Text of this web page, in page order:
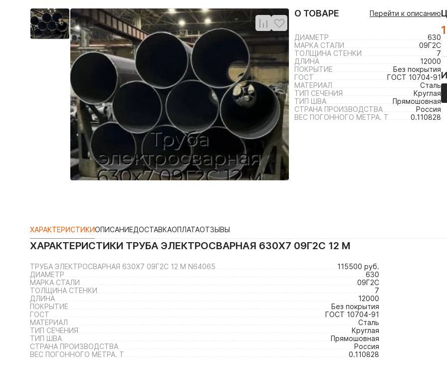
О ТОВАРЕ Перейти к описанию
ДИАМЕТР
630
МАРКА СТАЛИ
09Г2С
ТОЛЩИНА СТЕНКИ
7
ДЛИНА
12000
ПОКРЫТИЕ
Без покрытия
ГОСТ
ГОСТ 10704-91
МАТЕРИАЛ
Сталь
ТИП СЕЧЕНИЯ
Круглая
ТИП ШВА
Прямошовная
СТРАНА ПРОИЗВОДСТВА
Россия
ВЕС ПОГОННОГО МЕТРА. Т
0.110828
ХАРАКТЕРИСТИКИОПИСАНИЕДОСТАВКАОПЛАТАОТЗЫВЫ
ХАРАКТЕРИСТИКИ ТРУБА ЭЛЕКТРОСВАРНАЯ 630Х7 09Г2С 12 М
ТРУБА ЭЛЕКТРОСВАРНАЯ 630Х7 09Г2С 12 М N64065
115500 руб.
ДИАМЕТР
630
МАРКА СТАЛИ
09Г2С
ТОЛЩИНА СТЕНКИ
7
ДЛИНА
12000
ПОКРЫТИЕ
Без покрытия
ГОСТ
ГОСТ 10704-91
МАТЕРИАЛ
Сталь
ТИП СЕЧЕНИЯ
Круглая
ТИП ШВА
Прямошовная
СТРАНА ПРОИЗВОДСТВА
Россия
ВЕС ПОГОННОГО МЕТРА. Т
0.110828